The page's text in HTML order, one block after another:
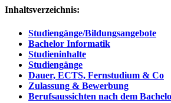
Inhaltsverzeichnis:
Studiengänge/Bildungsangebote
Bachelor Informatik
Studieninhalte
Studiengänge
Dauer, ECTS, Fernstudium & Co
Zulassung & Bewerbung
Berufsaussichten nach dem